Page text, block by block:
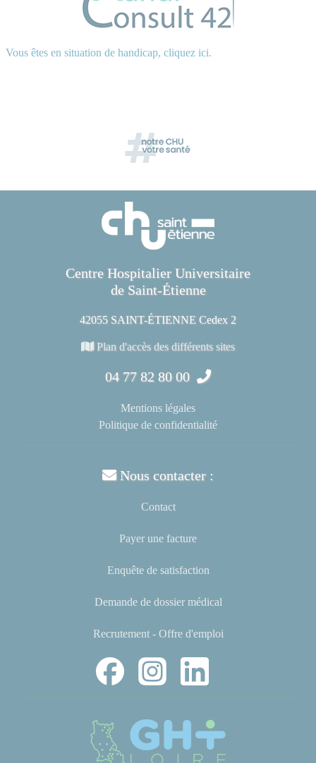
Vous êtes en situation de handicap, cliquez ici.
Centre Hospitalier Universitaire
de Saint-Étienne
42055 SAINT-ÉTIENNE Cedex 2
Plan d'accès des différents sites
04 77 82 80 00
Mentions légales
Politique de confidentialité
Nous contacter :
Contact
Payer une facture
Enquête de satisfaction
Demande de dossier médical
Recrutement - Offre d'emploi